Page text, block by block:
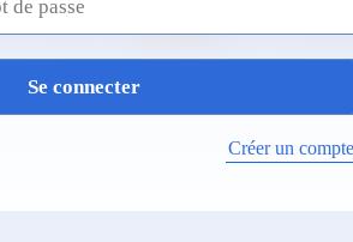
Créer un compte